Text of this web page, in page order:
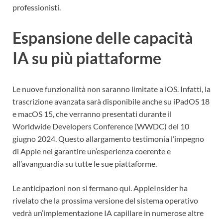
professionisti.
Espansione delle capacità
IA su più piattaforme
Le nuove funzionalità non saranno limitate a iOS. Infatti, la
trascrizione avanzata sarà disponibile anche su iPadOS 18
e macOS 15, che verranno presentati durante il
Worldwide Developers Conference (WWDC) del 10
giugno 2024. Questo allargamento testimonia l’impegno
di Apple nel garantire un’esperienza coerente e
all’avanguardia su tutte le sue piattaforme.
Le anticipazioni non si fermano qui. AppleInsider ha
rivelato che la prossima versione del sistema operativo
vedrà un’implementazione IA capillare in numerose altre